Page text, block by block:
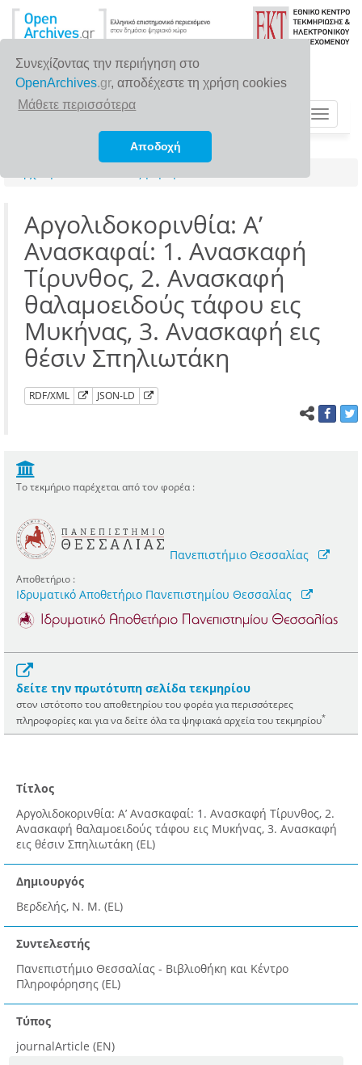
Συνεχίζοντας την περιήγηση στο
OpenArchives.gr, αποδέχεστε τη χρήση cookies
Μάθετε περισσότερα
Αποδοχή
Toggle
Αργολιδοκορινθία: Α’
Ανασκαφαί: 1. Ανασκαφή
Τίρυνθος, 2. Ανασκαφή
θαλαμοειδούς τάφου εις
Μυκήνας, 3. Ανασκαφή εις
θέσιν Σπηλιωτάκη
RDF/XML JSON-LD
Το τεκμήριο παρέχεται από τον φορέα :
Πανεπιστήμιο Θεσσαλίας
Αποθετήριο :
Ιδρυματικό Αποθετήριο Πανεπιστημίου Θεσσαλίας
δείτε την πρωτότυπη σελίδα τεκμηρίου
στον ιστότοπο του αποθετηρίου του φορέα για περισσότερες
πληροφορίες και για να δείτε όλα τα ψηφιακά αρχεία του τεκμηρίου*
Τίτλος
Αργολιδοκορινθία: Α’ Ανασκαφαί: 1. Ανασκαφή Τίρυνθος, 2.
Ανασκαφή θαλαμοειδούς τάφου εις Μυκήνας, 3. Ανασκαφή
εις θέσιν Σπηλιωτάκη (EL)
Δημιουργός
Βερδελής, Ν. Μ. (EL)
Συντελεστής
Πανεπιστήμιο Θεσσαλίας - Βιβλιοθήκη και Κέντρο
Πληροφόρησης (EL)
Τύπος
journalArticle (EN)